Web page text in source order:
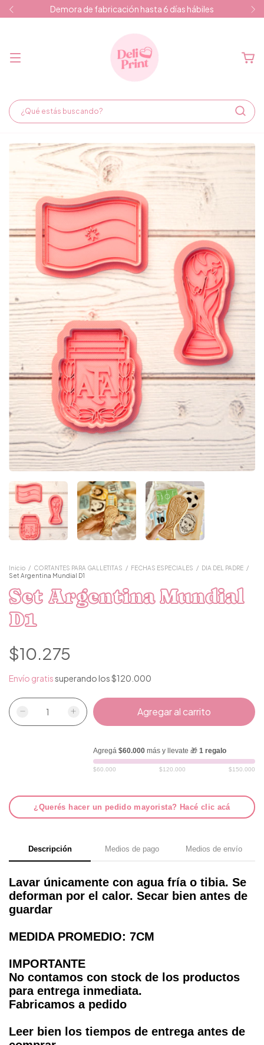
Demora de fabricación hasta 6 días hábiles
Inicio / CORTANTES PARA GALLETITAS / FECHAS ESPECIALES / DIA DEL PADRE /
Set Argentina Mundial D1
Set Argentina Mundial
D1
$10.275
Envío gratis superando los$120.000
Agregá $60.000más y llevate 🎁 1 regalo
$60.000 $120.000 $150.000
¿Querés hacer un pedido mayorista? Hacé clic acá
Descripción Medios de pago Medios de envío
Lavar únicamente con agua fría o tibia. Se
deforman por el calor. Secar bien antes de
guardar
MEDIDA PROMEDIO: 7CM
IMPORTANTE
No contamos con stock de los productos
para entrega inmediata.
Fabricamos a pedido
Leer bien los tiempos de entrega antes de